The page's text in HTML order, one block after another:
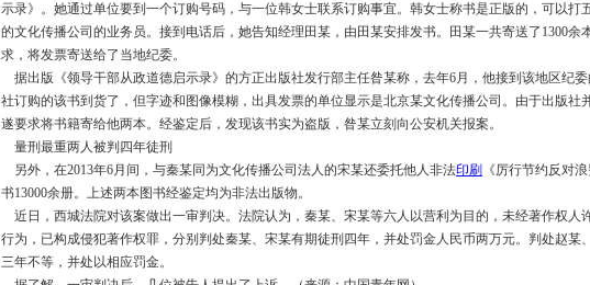
示录》。她通过单位要到一个订购号码，与一位韩女士联系订购事宜。韩女士称书是正版的，可以打
的文化传播公司的业务员。接到电话后，她告知经理田某，由田某安排发书。田某一共寄送了1300余
求，将发票寄送给了当地纪委。
据出版《领导干部从政道德启示录》的方正出版社发行部主任昝某称，去年6月，他接到该地区纪
社订购的该书到货了，但字迹和图像模糊，出具发票的单位显示是北京某文化传播公司。由于出版社
遂要求将书籍寄给他两本。经鉴定后，发现该书实为盗版，昝某立刻向公安机关报案。
量刑最重两人被判四年徒刑
另外，在2013年6月间，与秦某同为文化传播公司法人的宋某还委托他人非法印刷
《厉行节约反对
书13000余册。上述两本图书经鉴定均为非法出版物。
近日，西城法院对该案做出一审判决。法院认为，秦某、宋某等六人以营利为目的，未经著作权人
行为，已构成侵犯著作权罪，分别判处秦某、宋某有期徒刑四年，并处罚金人民币两万元。判处赵某
三年不等，并处以相应罚金。